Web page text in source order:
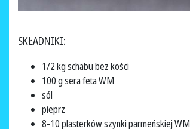
SKŁADNIKI:
1/2 kg schabu bez kości
100 g sera feta WM
sól
pieprz
8-10 plasterków szynki parmeńskiej WM